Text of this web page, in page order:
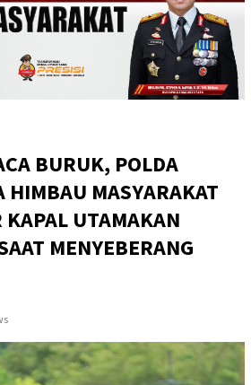
BURUK, POLDA
HIMBAU MASYARAKAT
KAPAL UTAMAKAN
MENYEBERANG